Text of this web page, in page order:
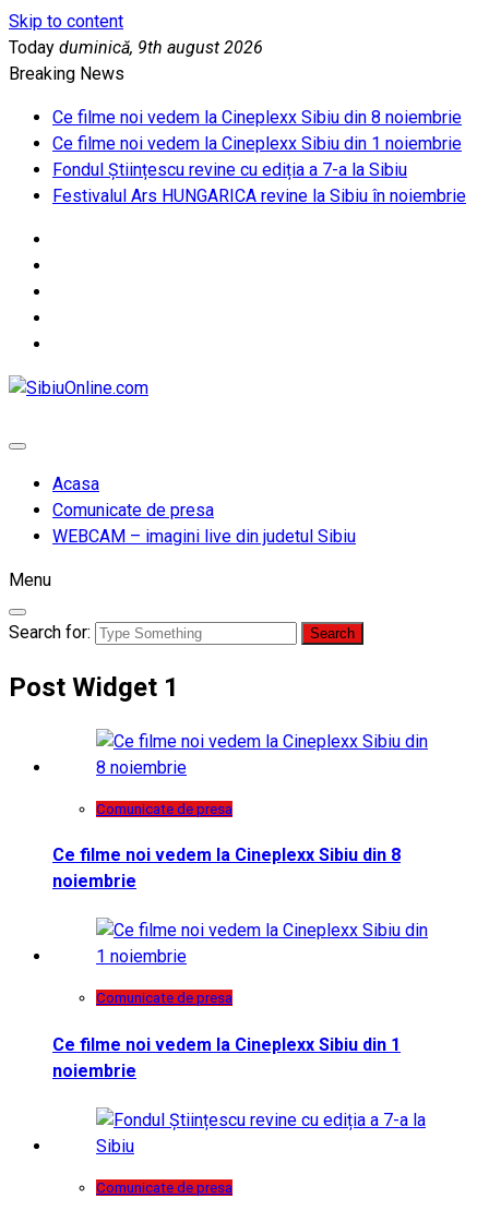
Skip to content
Today duminică, 9th august 2026
Breaking News
Ce filme noi vedem la Cineplexx Sibiu din 8 noiembrie
Ce filme noi vedem la Cineplexx Sibiu din 1 noiembrie
Fondul Științescu revine cu ediția a 7-a la Sibiu
Festivalul Ars HUNGARICA revine la Sibiu în noiembrie
Acasa
Comunicate de presa
WEBCAM – imagini live din judetul Sibiu
Menu
Search for:
Post Widget 1
Comunicate de presa
Ce filme noi vedem la Cineplexx Sibiu din 8
noiembrie
Comunicate de presa
Ce filme noi vedem la Cineplexx Sibiu din 1
noiembrie
Comunicate de presa